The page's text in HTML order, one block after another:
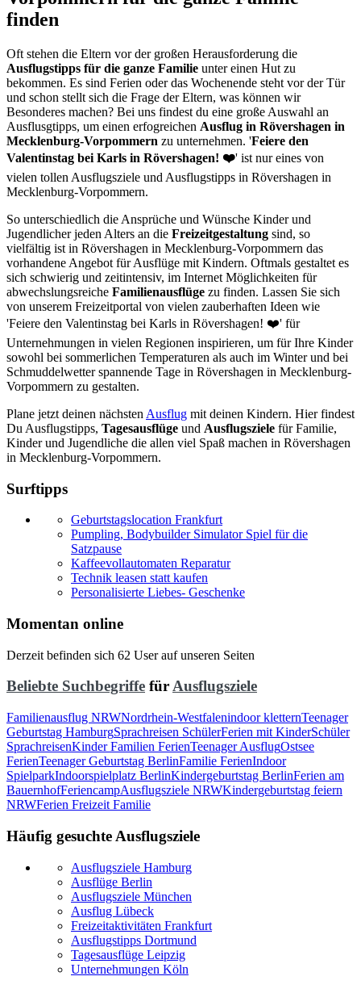
finden
Oft stehen die Eltern vor der großen Herausforderung die
Ausflugstipps für die ganze Familie unter einen Hut zu
bekommen. Es sind Ferien oder das Wochenende steht vor der Tür
und schon stellt sich die Frage der Eltern, was können wir
Besonderes machen? Bei uns findest du eine große Auswahl an
Ausflusgtipps, um einen erfogreichen Ausflug in Rövershagen in
Mecklenburg-Vorpommern zu unternehmen. 'Feiere den
Valentinstag bei Karls in Rövershagen! ❤️' ist nur eines von
vielen tollen Ausflugsziele und Ausflugstipps in Rövershagen in
Mecklenburg-Vorpommern.
So unterschiedlich die Ansprüche und Wünsche Kinder und
Jugendlicher jeden Alters an die Freizeitgestaltung sind, so
vielfältig ist in Rövershagen in Mecklenburg-Vorpommern das
vorhandene Angebot für Ausflüge mit Kindern. Oftmals gestaltet es
sich schwierig und zeitintensiv, im Internet Möglichkeiten für
abwechslungsreiche Familienausflüge zu finden. Lassen Sie sich
von unserem Freizeitportal von vielen zauberhaften Ideen wie
'Feiere den Valentinstag bei Karls in Rövershagen! ❤️' für
Unternehmungen in vielen Regionen inspirieren, um für Ihre Kinder
sowohl bei sommerlichen Temperaturen als auch im Winter und bei
Schmuddelwetter spannende Tage in Rövershagen in Mecklenburg-
Vorpommern zu gestalten.
Plane jetzt deinen nächsten Ausflug mit deinen Kindern. Hier findest
Du Ausflugstipps, Tagesausflüge und Ausflugsziele für Familie,
Kinder und Jugendliche die allen viel Spaß machen in Rövershagen
in Mecklenburg-Vorpommern.
Surftipps
Geburtstagslocation Frankfurt
Pumpling, Bodybuilder Simulator Spiel für die
Satzpause
Kaffeevollautomaten Reparatur
Technik leasen statt kaufen
Personalisierte Liebes- Geschenke
Momentan online
Derzeit befinden sich 62 User auf unseren Seiten
Beliebte Suchbegriffe fürAusflugsziele
Familienausflug NRWNordrhein-Westfalenindoor kletternTeenager
Geburtstag HamburgSprachreisen SchülerFerien mit KinderSchüler
SprachreisenKinder Familien FerienTeenager AusflugOstsee
FerienTeenager Geburtstag BerlinFamilie FerienIndoor
SpielparkIndoorspielplatz BerlinKindergeburtstag BerlinFerien am
BauernhofFeriencampAusflugsziele NRWKindergeburtstag feiern
NRWFerien Freizeit Familie
Häufig gesuchte Ausflugsziele
Ausflugsziele Hamburg
Ausflüge Berlin
Ausflugsziele München
Ausflug Lübeck
Freizeitaktivitäten Frankfurt
Ausflugstipps Dortmund
Tagesausflüge Leipzig
Unternehmungen Köln